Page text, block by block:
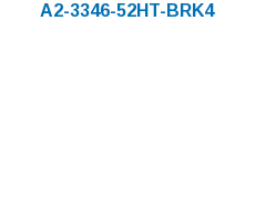
A2-3346-52HT-BRK4